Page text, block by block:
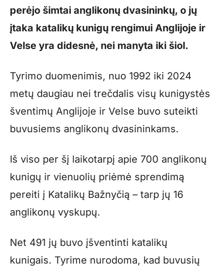
perėjo šimtai anglikonų dvasininkų, o jų
įtaka katalikų kunigų rengimui Anglijoje ir
Velse yra didesnė, nei manyta iki šiol.
Tyrimo duomenimis, nuo 1992 iki 2024
metų daugiau nei trečdalis visų kunigystės
šventimų Anglijoje ir Velse buvo suteikti
buvusiems anglikonų dvasininkams.
Iš viso per šį laikotarpį apie 700 anglikonų
kunigų ir vienuolių priėmė sprendimą
pereiti į Katalikų Bažnyčią – tarp jų 16
anglikonų vyskupų.
Net 491 jų buvo įšventinti katalikų
kunigais. Tyrime nurodoma, kad buvusių